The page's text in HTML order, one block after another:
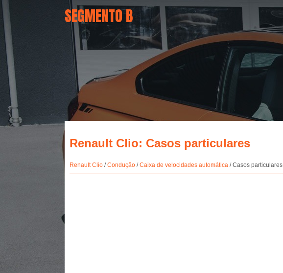
SEGMENTO B
Renault Clio: Casos particulares
Renault Clio /Condução /Caixa de velocidades automática / Casos particulares